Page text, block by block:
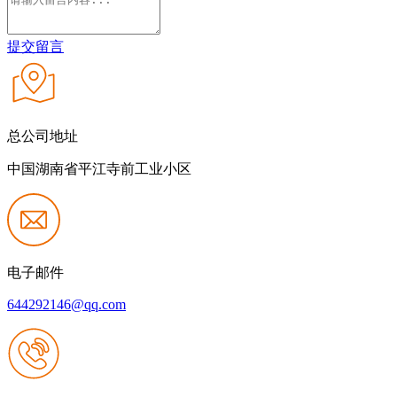
提交留言
总公司地址
中国湖南省平江寺前工业小区
电子邮件
644292146@qq.com